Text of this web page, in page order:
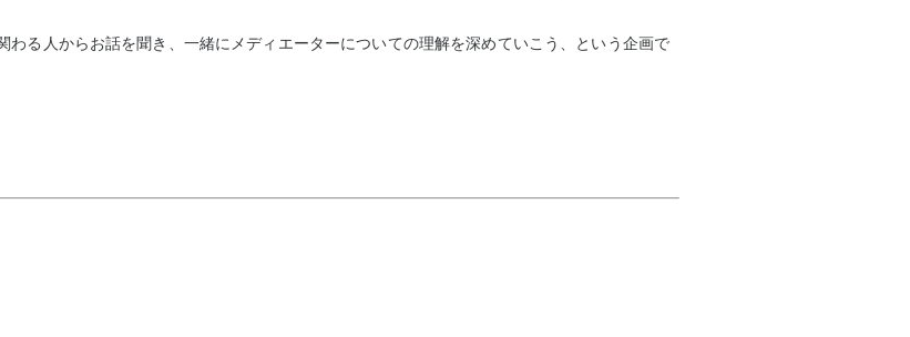
わる人からお話を聞き、一緒にメディエーターについての理解を深めていこう、という企画で